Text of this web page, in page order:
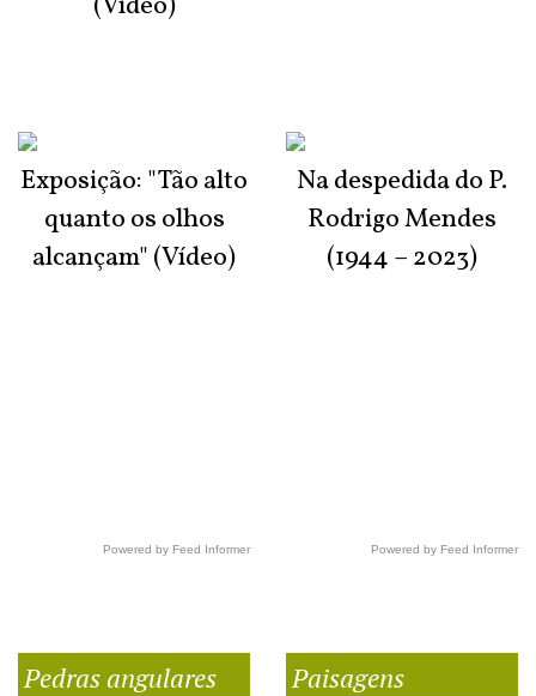
Exposição: "Tão alto
quanto os olhos
alcançam" (Vídeo)
Powered by Feed Informer
Na despedida do P.
Rodrigo Mendes
(1944 – 2023)
Powered by Feed Informer
Pedras angulares Paisagens